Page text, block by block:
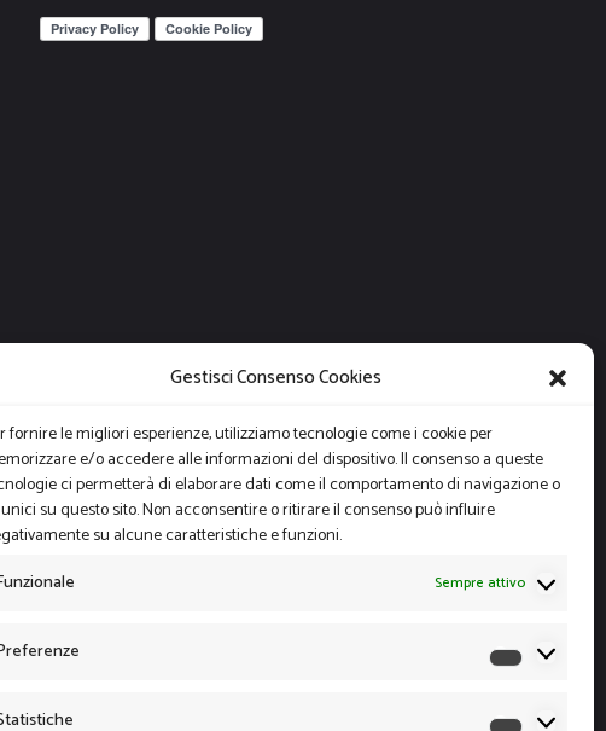
Gestisci Consenso Cookies
fornire le migliori esperienze, utilizziamo tecnologie come i cookie per
e/o accedere alle informazioni del dispositivo. Il consenso a queste
ci permetterà di elaborare dati come il comportamento di navigazione o
su questo sito. Non acconsentire o ritirare il consenso può influire
su alcune caratteristiche e funzioni.
Sempre attivo